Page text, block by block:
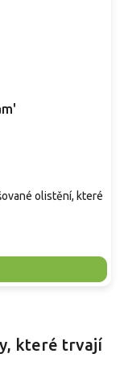
olistění, které
které trvají